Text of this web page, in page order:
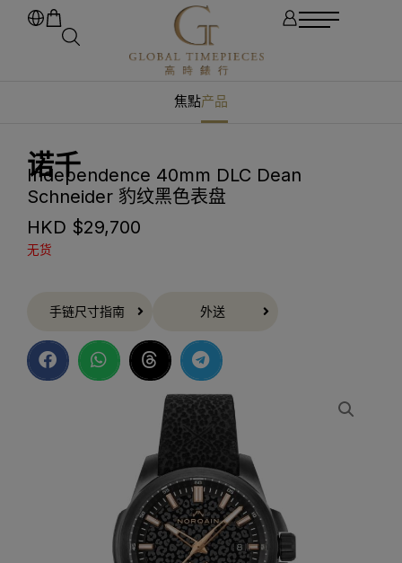
焦點产品
诺千
Independence 40mm DLC Dean
Schneider 豹纹黑色表盘
HKD $29,700
无货
手链尺寸指南 外送